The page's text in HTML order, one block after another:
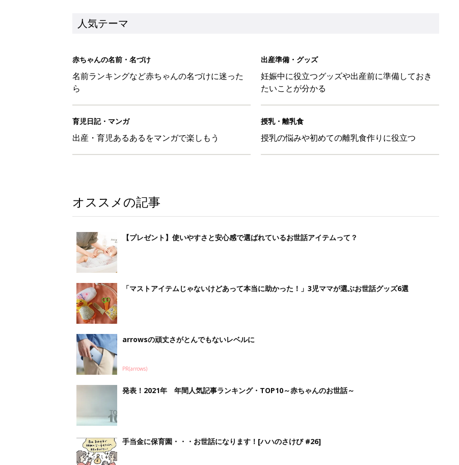
オススメの記事
「マストアイテムじゃないけどあって本当に助かった！」3児ママが選ぶお世話グッズ6選
PR(arrows)